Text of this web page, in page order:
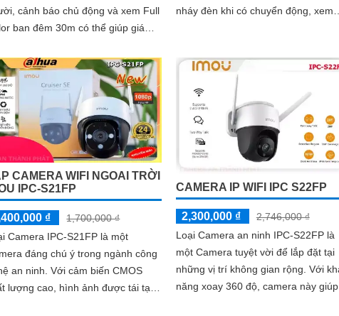
cảnh báo chủ động và xem Full
ban đêm 30m có thể giúp giám
cho công trình xây dựng, đặc biệt
những khu vực mà việc đi lại
khăn hoặc không có sẵn kết nối
ổn định. Camera IPC-K7FP-
EU sử dụng công nghệ nhận
người và động vật, kết hợp Wifi
dây
nháy đèn khi có chuyển động, xem
thoại tích hợp, Chống Ngược Sáng
CAMERA WIFI NGOAI TRỜI
IPC-S21FP
₫
1,700,000 ₫
Camera IPC-S21FP là một
đáng chú ý trong ngành công
ninh. Với cảm biến CMOS
lượng cao, hình ảnh được tái tạo
CAMERA IP WIFI IPC S22FP
2,300,000 ₫
2,746,000 ₫
Loại Camera an ninh IPC-S22FP là
một Camera tuyệt vời để lắp đặt tại
những vị trí không gian rộng. Với khả
năng xoay 360 độ, camera này giúp